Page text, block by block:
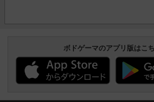
ボドゲーマのアプリ版はこ